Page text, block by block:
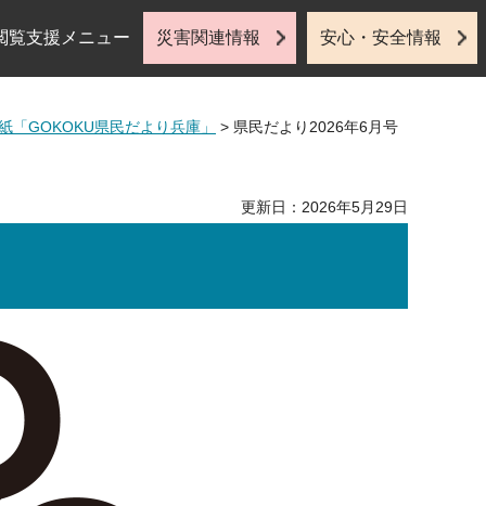
覧支援メニュー 災害関連情報 安心・安全情報
「GOKOKU県民だより兵庫」 > 県民だより2026年6月号
更新日：2026年5月29日